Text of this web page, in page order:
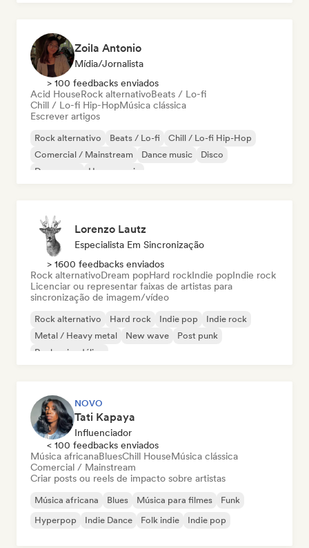
Zoila Antonio
Mídia/Jornalista
> 100 feedbacks enviados
Acid HouseRock alternativoBeats / Lo-fi
Chill / Lo-fi Hip-HopMúsica clássica
Escrever artigos
Rock alternativo Beats / Lo-fi
Chill / Lo-fi Hip-Hop
Comercial / Mainstream
Dance music
Disco
Dream pop
House music
Lorenzo Lautz
Especialista Em Sincronização
> 1600 feedbacks enviados
Rock alternativoDream popHard rockIndie popIndie rock
Licenciar ou representar faixas de artistas para
sincronização de imagem/vídeo
Rock alternativo Hard rock Indie pop
Indie rock
Metal / Heavy metal
New wave
Post punk
Rock psicodélico
NOVO
Tati Kapaya
Influenciador
< 100 feedbacks enviados
Música africanaBluesChill HouseMúsica clássica
Comercial / Mainstream
Criar posts ou reels de impacto sobre artistas
Música africana Blues Música para filmes
Funk
Hyperpop
Indie Dance Folk indie Indie pop